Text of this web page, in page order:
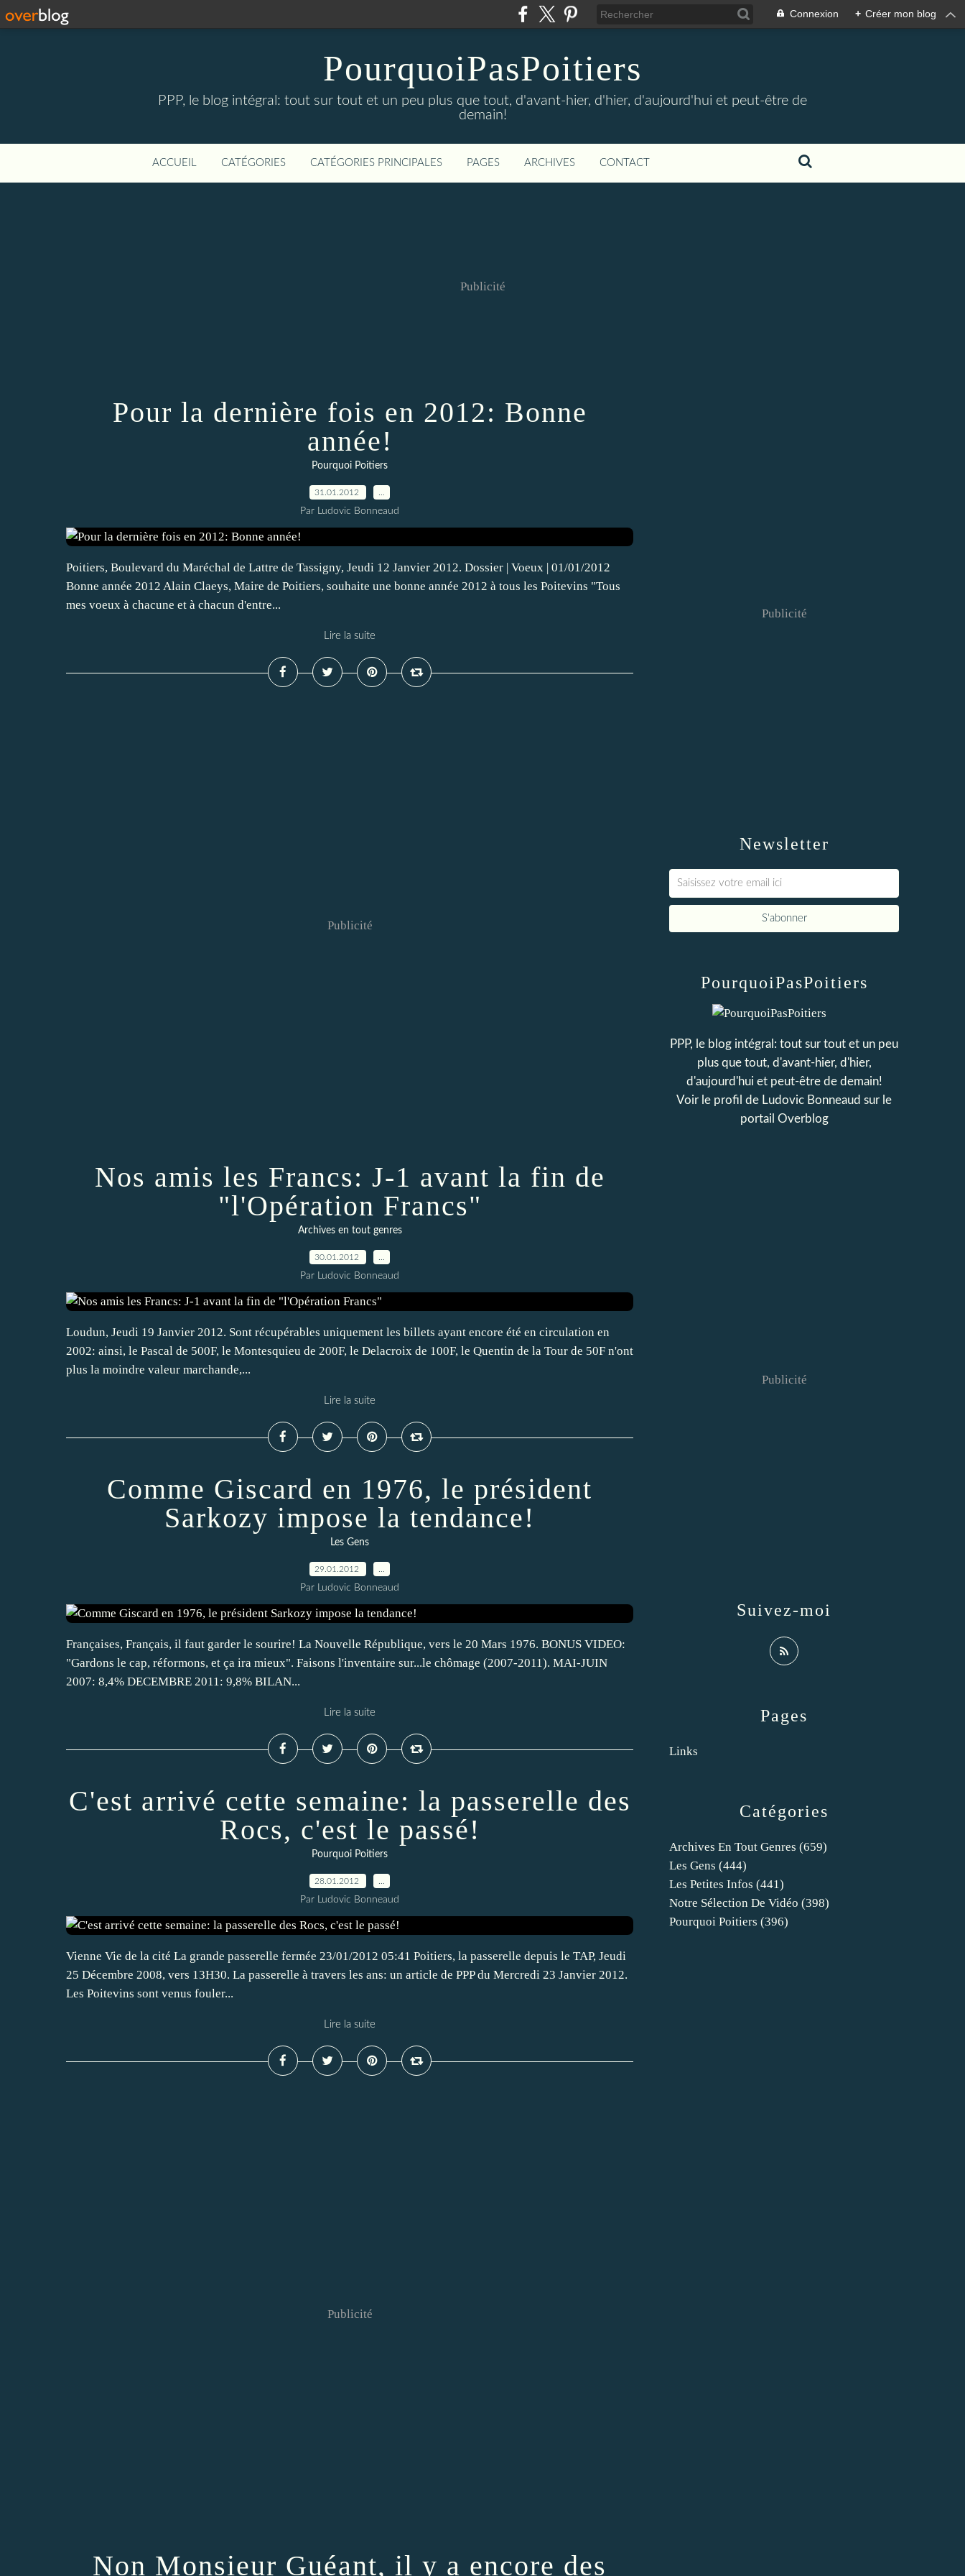
Connexion + Créer mon blog
PourquoiPasPoitiers
PPP, le blog intégral: tout sur tout et un peu plus que tout, d'avant-hier, d'hier, d'aujourd'hui et peut-être de
demain!
ACCUEIL CATÉGORIES CATÉGORIES PRINCIPALES PAGES ARCHIVES CONTACT
Publicité
Pour la dernière fois en 2012: Bonne
année!
Pourquoi Poitiers
31.01.2012
Par Ludovic Bonneaud
Poitiers, Boulevard du Maréchal de Lattre de Tassigny, Jeudi 12 Janvier 2012. Dossier | Voeux | 01/01/2012
Bonne année 2012 Alain Claeys, Maire de Poitiers, souhaite une bonne année 2012 à tous les Poitevins "Tous
mes voeux à chacune et à chacun d'entre...
Lire la suite
Publicité
Nos amis les Francs: J-1 avant la fin de
"l'Opération Francs"
Archives en tout genres
30.01.2012
Par Ludovic Bonneaud
Loudun, Jeudi 19 Janvier 2012. Sont récupérables uniquement les billets ayant encore été en circulation en
2002: ainsi, le Pascal de 500F, le Montesquieu de 200F, le Delacroix de 100F, le Quentin de la Tour de 50F n'ont
plus la moindre valeur marchande,...
Lire la suite
Comme Giscard en 1976, le président
Sarkozy impose la tendance!
Les Gens
29.01.2012
Par Ludovic Bonneaud
Françaises, Français, il faut garder le sourire! La Nouvelle République, vers le 20 Mars 1976. BONUS VIDEO:
"Gardons le cap, réformons, et ça ira mieux". Faisons l'inventaire sur...le chômage (2007-2011). MAI-JUIN
2007: 8,4% DECEMBRE 2011: 9,8% BILAN...
Lire la suite
C'est arrivé cette semaine: la passerelle des
Rocs, c'est le passé!
Pourquoi Poitiers
28.01.2012
Par Ludovic Bonneaud
Vienne Vie de la cité La grande passerelle fermée 23/01/2012 05:41 Poitiers, la passerelle depuis le TAP, Jeudi
25 Décembre 2008, vers 13H30. La passerelle à travers les ans: un article de PPP du Mercredi 23 Janvier 2012.
Les Poitevins sont venus fouler...
Lire la suite
Publicité
Non Monsieur Guéant, il y a encore des
Newsletter
Publicité
Catégories
Archives En Tout Genres (659)
Les Gens (444)
Les Petites Infos (441)
Notre Sélection De Vidéo (398)
Pourquoi Poitiers (396)
Pages
Links
PourquoiPasPoitiers
PPP, le blog intégral: tout sur tout et un peu
plus que tout, d'avant-hier, d'hier,
d'aujourd'hui et peut-être de demain!
Voir le profil de Ludovic Bonneaud sur le
portail Overblog
Suivez-moi
Publicité